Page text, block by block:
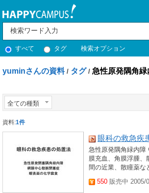
すべて タグ 検索オプション
yuminさんの資料 / タグ / 急性原発隅角緑
全ての種類
資料:1件
眼科の救急疾
急性原発隅角緑内障
膜充血、角膜浮腫
間の近業、散瞳薬
550 販売中 2005/